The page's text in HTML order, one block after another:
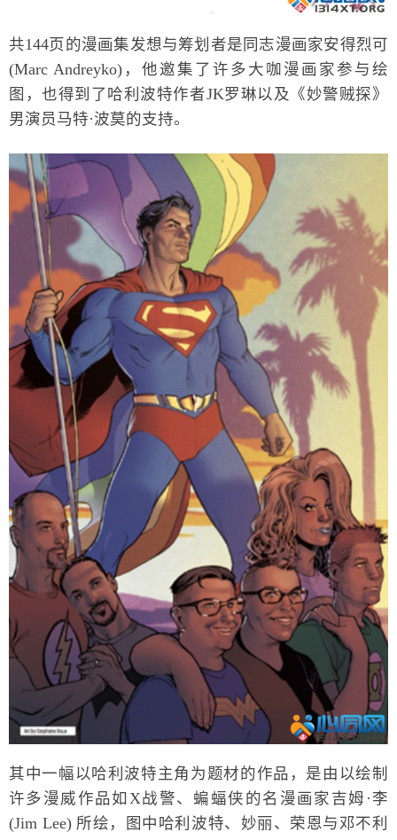
共144页的漫画集发想与筹划者是同志漫画家安得烈可
(Marc Andreyko)，他邀集了许多大咖漫画家参与绘
图，也得到了哈利波特作者JK罗琳以及《妙警贼探》
男演员马特·波莫的支持。
其中一幅以哈利波特主角为题材的作品，是由以绘制
许多漫威作品如X战警、蝙蝠侠的名漫画家吉姆·李
(Jim Lee) 所绘，图中哈利波特、妙丽、荣恩与邓不利